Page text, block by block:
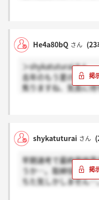
He4a80bQ さん (23
＞shykatuturaiさん
去年のもう夏の話なの
焦りますね、気長に
shykatuturai さん
早期選考で最終面接
うか…。取締役を目
ちた気しかしません…